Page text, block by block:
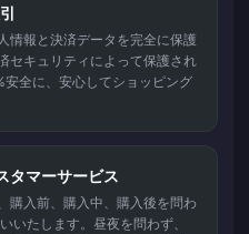
情報と決済データを完全に保護
セキュリティによって保護され
全に、安心してショッピング
タマーサービス
購入前、購入中、購入後を問わ
いたします。昼夜を問わず、